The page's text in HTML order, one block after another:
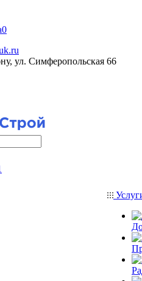
0
ул. Симферопольская 66